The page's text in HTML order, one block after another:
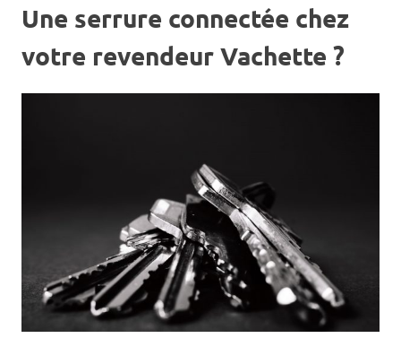
Une serrure connectée chez
votre revendeur Vachette ?